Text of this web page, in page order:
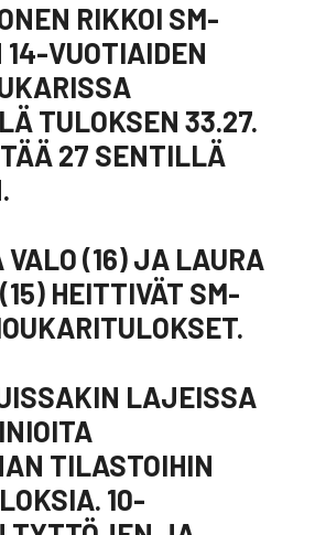
RIKKOI SM-
VUOTIAIDEN
TULOKSEN 33.27.
27 SENTILLÄ
VALO (16) JA LAURA
HEITTIVÄT SM-
LAJEISSA
TILASTOIHIN
10-